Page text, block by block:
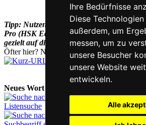
Ihre Bedürfnisse
Diese
außerdem, um
messen, um zu
unsere Besucher
unsere Website
entwickeln.
Alle
Tipp: Nutzen Sie unseren Chinesisch-
Pro (HSK Edition) zurHSK Vorbereitung
gezielt auf diese Prüfung vor.
Öfter hier? Nutzen Sie unsereKurz-URL
Neues Wort nachschlagen:
Listensuche